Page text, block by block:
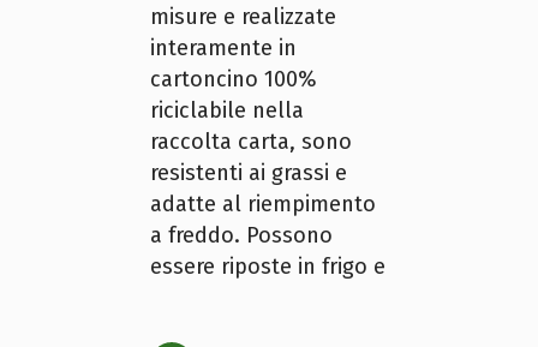
misure e realizzate
interamente in
cartoncino 100%
riciclabile nella
raccolta carta, sono
resistenti ai grassi e
adatte al riempimento
a freddo. Possono
essere riposte in frigo e